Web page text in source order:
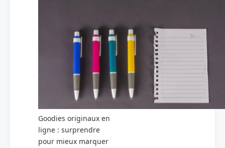
Goodies originaux en
ligne : surprendre
pour mieux marquer